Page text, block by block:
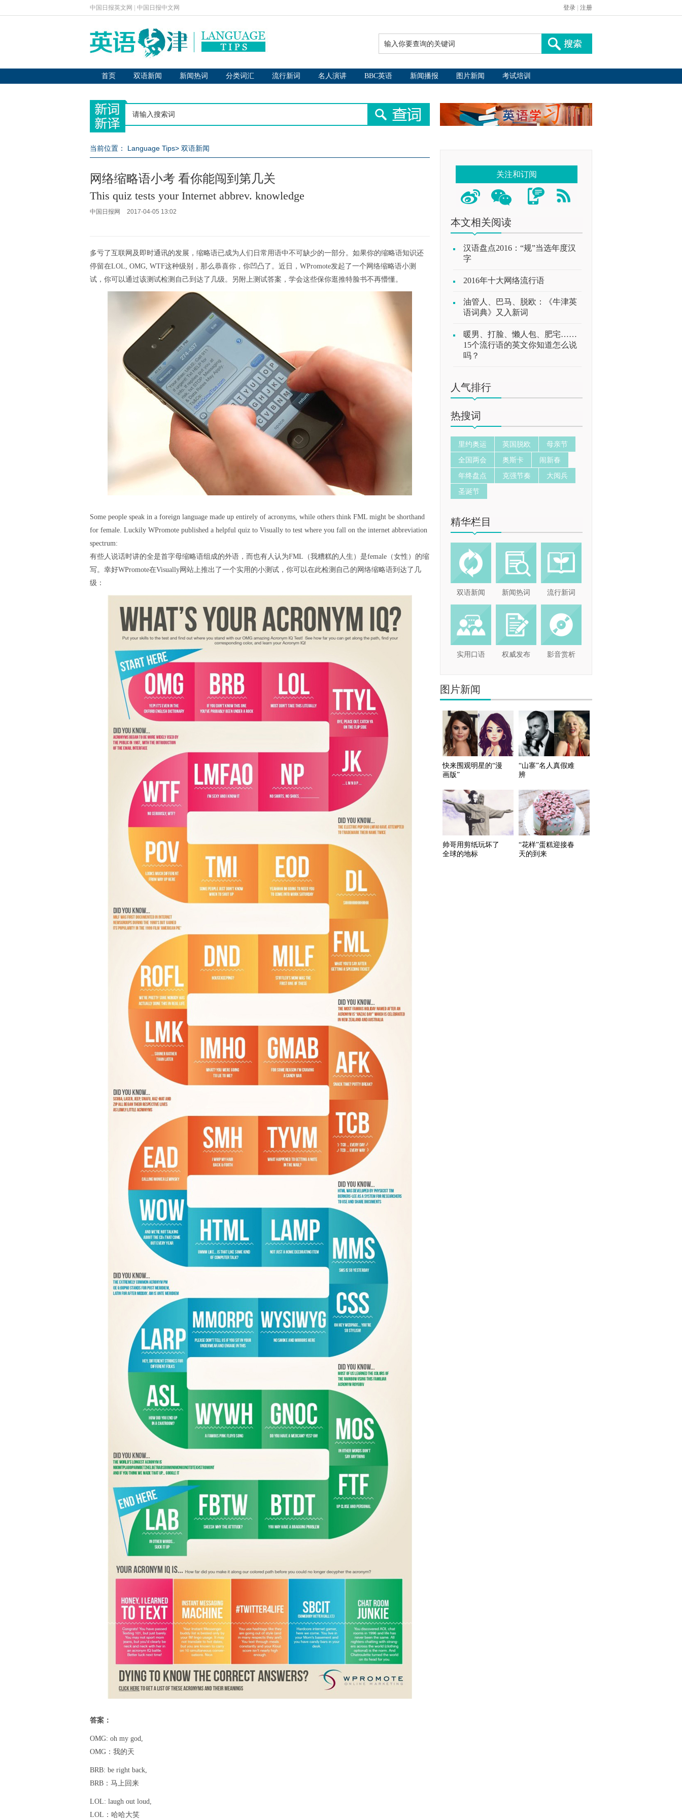
中国日报英文网 中国日报中文网 登录 注册
首页 双语新闻 新闻热词 分类词汇 流行新词 名人演讲 BBC英语 新闻播报 图片新闻 考试培训
当前位置： Language Tips> 双语新闻
网络缩略语小考 看你能闯到第几关
This quiz tests your Internet abbrev. knowledge
中国日报网 2017-04-05 13:02
多亏了互联网及即时通讯的发展，缩略语已成为人们日常用语中不可缺少的一部分。如果你的缩略语知识还
停留在LOL, OMG, WTF这种级别，那么恭喜你，你凹凸了。近日，WPromote发起了一个网络缩略语小测
试，你可以通过该测试检测自己到达了几级。另附上测试答案，学会这些保你逛推特脸书不再懵懂。
Some people speak in a foreign language made up entirely of acronyms, while others think FML might be shorthand
for female. Luckily WPromote published a helpful quiz to Visually to test where you fall on the internet abbreviation
spectrum:
有些人说话时讲的全是首字母缩略语组成的外语，而也有人认为FML（我糟糕的人生）是female（女性）的缩
写。幸好WPromote在Visually网站上推出了一个实用的小测试，你可以在此检测自己的网络缩略语到达了几
级：
答案：
OMG: oh my god,
OMG：我的天
BRB: be right back,
BRB：马上回来
LOL: laugh out loud,
LOL：哈哈大笑
关注和订阅
本文相关阅读
汉语盘点2016：“规”当选年度汉
字
2016年十大网络流行语
油管人、巴马、脱欧：《牛津英
语词典》又入新词
暖男、打脸、懒人包、肥宅……
15个流行语的英文你知道怎么说
吗？
人气排行
热搜词
里约奥运 英国脱欧
母亲节
全国两会
奥斯卡
闹新春
年终盘点
克强节奏
大阅兵
圣诞节
精华栏目
双语新闻 新闻热词 流行新词
实用口语 权威发布 影音赏析
图片新闻
快来围观明星的“漫
画版”
“山寨”名人真假难
辨
帅哥用剪纸玩坏了
全球的地标
“花样”蛋糕迎接春
天的到来